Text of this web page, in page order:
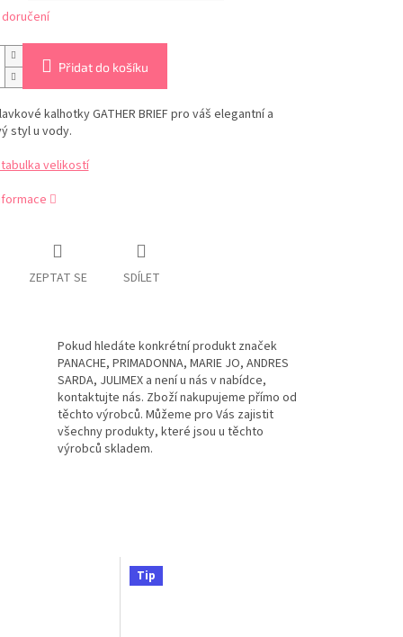
Přidat do košíku
kalhotky GATHER BRIEF pro váš elegantní a
styl u vody.
tabulka velikostí
ZEPTAT SE SDÍLET
Pokud hledáte konkrétní produkt značek
PANACHE, PRIMADONNA, MARIE JO, ANDRES
SARDA, JULIMEX a není u nás v nabídce,
kontaktujte nás. Zboží nakupujeme přímo od
těchto výrobců. Můžeme pro Vás zajistit
všechny produkty, které jsou u těchto
výrobců skladem.
Tip